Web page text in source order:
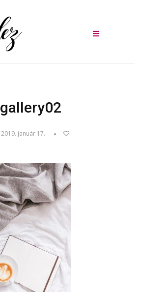
gallery02
2019. január 17.